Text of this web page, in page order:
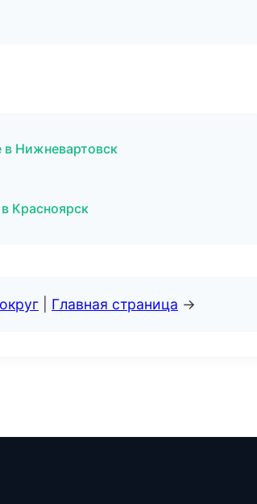
Нижневартовск
Красноярск
Главная страница →